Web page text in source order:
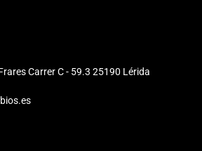
Carrer C - 59.3 25190 Lérida